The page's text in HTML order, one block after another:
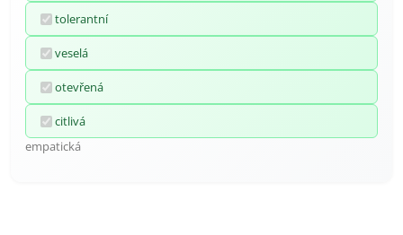
tolerantní
veselá
otevřená
citlivá
empatická